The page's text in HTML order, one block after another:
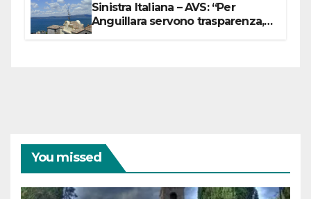
Sinistra Italiana – AVS: “Per
Anguillara servono trasparenza,
You missed